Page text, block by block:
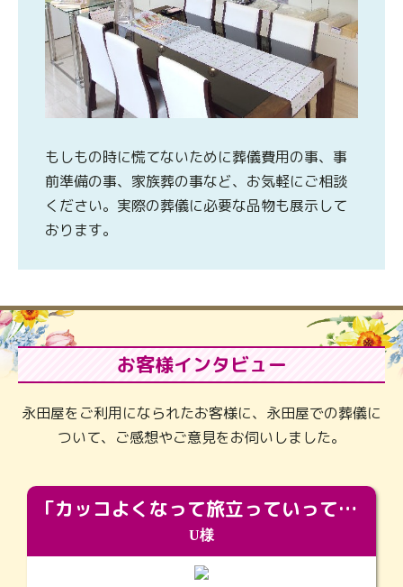
もしもの時に慌てないために葬儀費用の事、事
前準備の事、家族葬の事など、お気軽にご相談
ください。実際の葬儀に必要な品物も展示して
おります。
お客様インタビュー
永田屋をご利用になられたお客様に、永田屋での葬儀に
ついて、ご感想やご意見をお伺いしました。
「カッコよくなって旅立っていってくれました（笑）もっとカッコいいって言ってあげればよかったな」
U様